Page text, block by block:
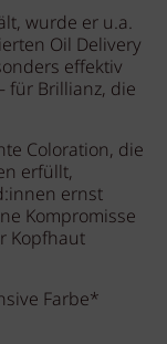
wurde er u.a.
Oil Delivery
effektiv
für Brillianz, die
Coloration, die
erfüllt,
ernst
Kompromisse
Kopfhaut
Farbe*